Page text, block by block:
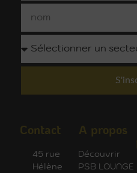
Contact
45 rue
Hélène
A propos
Découvrir
PSB LOUNGE